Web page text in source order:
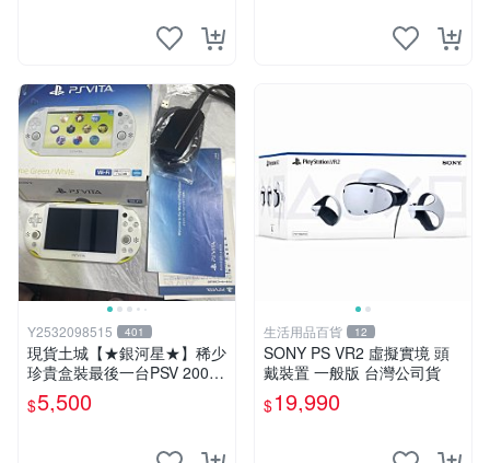
Y2532098515 401
現貨土城【★銀河星★】稀少
珍貴盒裝最後一台PSV 2000
主機.PSV2000 品質保證日版
可轉換中文
$5,500
生活用品百貨 12
SONY PS VR2 虛擬實境 頭
戴裝置 一般版 台灣公司貨
$19,990